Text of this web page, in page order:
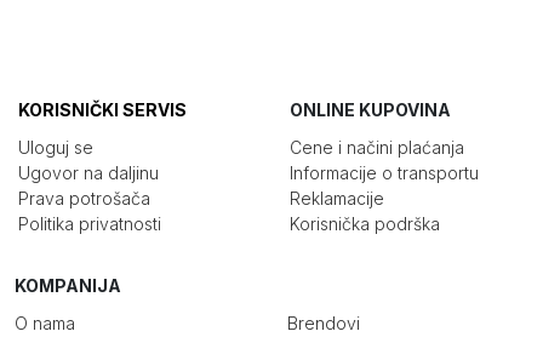
KORISNIČKI SERVIS
Uloguj se
Ugovor na daljinu
Prava potrošača
Politika privatnosti
ONLINE KUPOVINA
Cene i načini plaćanja
Informacije o transportu
Reklamacije
Korisnička podrška
KOMPANIJA
O nama
Brendovi